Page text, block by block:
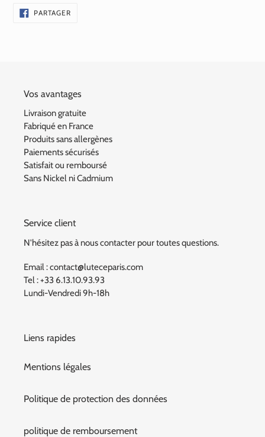
PARTAGERPARTAGER
SUR
Vos avantages
Livraison gratuite
Fabriqué en France
Produits sans allergènes
Paiements sécurisés
Satisfait ou remboursé
Sans Nickel ni Cadmium
Service client
N'hésitez pas à nous contacter pour toutes questions.
Email : contact@luteceparis.com
Tel : +33 6.13.10.93.93
Lundi-Vendredi 9h-18h
Liens rapides
Mentions légales
Politique de protection des données
politique de remboursement